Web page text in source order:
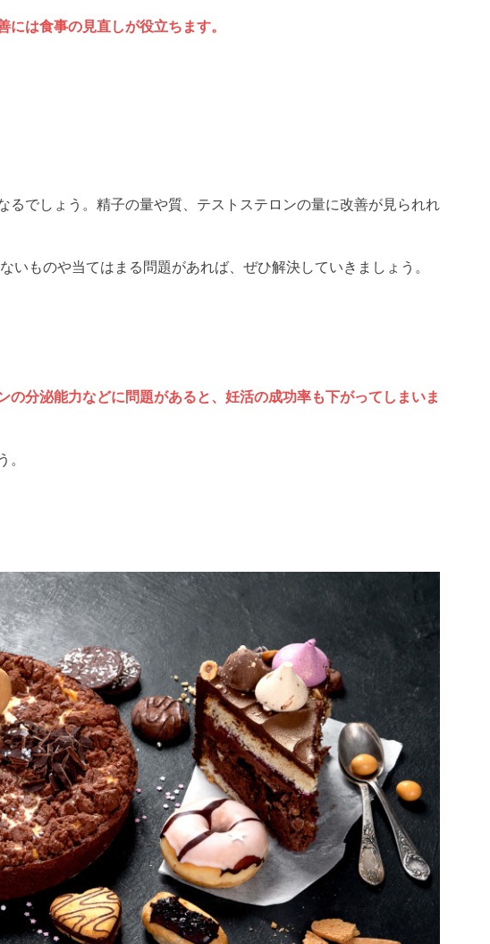
は食事の見直しが役立ちます。
でしょう。精子の量や質、テストステロンの量に改善が見られれ
いものや当てはまる問題があれば、ぜひ解決していきましょう。
の分泌能力などに問題があると、妊活の成功率も下がってしまいま
。